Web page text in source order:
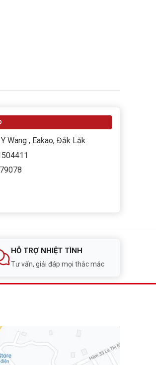
Wang , Eakao, Đắk Lắk
HỖ TRỢ NHIỆT TÌNH
Tư vấn, giải đáp mọi thắc mắc